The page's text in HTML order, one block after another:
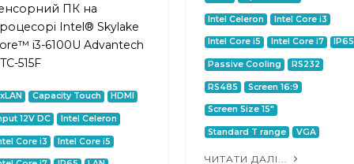
Intel Celeron Intel Core i3
Intel Core i5 Intel Core i7 IP65
Passive Cooling RS232
RS485 Screen 16:9
Screen Size 15"
Standard T range VGA
ЧИТАТИ ДАЛІ...
ПК на
Intel® Skylake
i3-6100U Advantech
515F
Capacity Touch HDMI
12V DC Intel Celeron
Core i3 Intel Core i5